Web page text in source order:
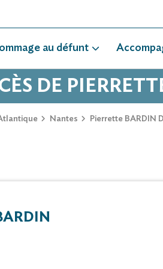
au défunt
DE
Nantes Pierrette BARDIN